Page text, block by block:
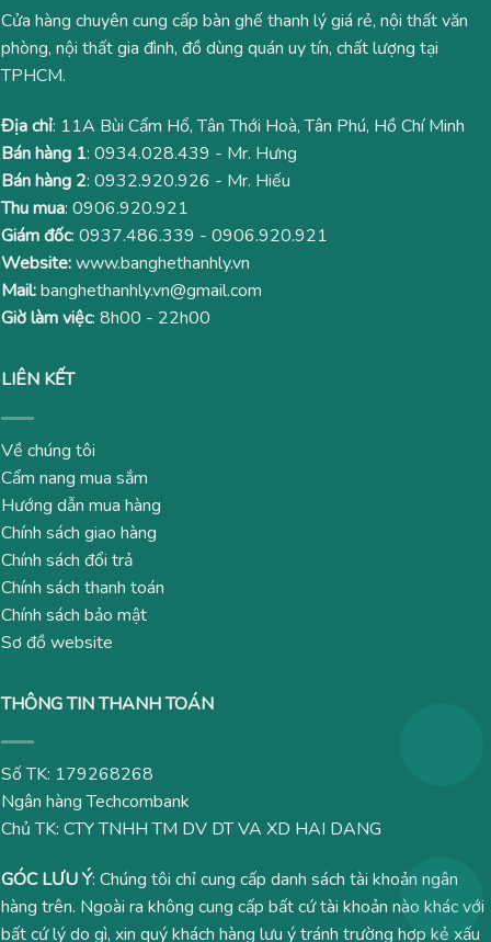
Cửa hàng chuyên cung cấp bàn ghế thanh lý giá rẻ, nội thất văn
phòng, nội thất gia đình, đồ dùng quán uy tín, chất lượng tại
TPHCM.
Địa chỉ: 11A Bùi Cẩm Hổ, Tân Thới Hoà, Tân Phú, Hồ Chí Minh
Bán hàng 1: 0934.028.439 - Mr. Hưng
Bán hàng 2: 0932.920.926 - Mr. Hiếu
Thu mua: 0906.920.921
Giám đốc: 0937.486.339 - 0906.920.921
Website:www.banghethanhly.vn
Mail:banghethanhly.vn@gmail.com
Giờ làm việc: 8h00 - 22h00
LIÊN KẾT
Về chúng tôi
Cẩm nang mua sắm
Hướng dẫn mua hàng
Chính sách giao hàng
Chính sách đổi trả
Chính sách thanh toán
Chính sách bảo mật
Sơ đồ website
THÔNG TIN THANH TOÁN
Số TK: 179268268
Ngân hàng Techcombank
Chủ TK: CTY TNHH TM DV DT VA XD HAI DANG
GÓC LƯU Ý: Chúng tôi chỉ cung cấp danh sách tài khoản ngân
hàng trên. Ngoài ra không cung cấp bất cứ tài khoản nào khác với
bất cứ lý do gì, xin quý khách hàng lưu ý tránh trường hợp kẻ xấu